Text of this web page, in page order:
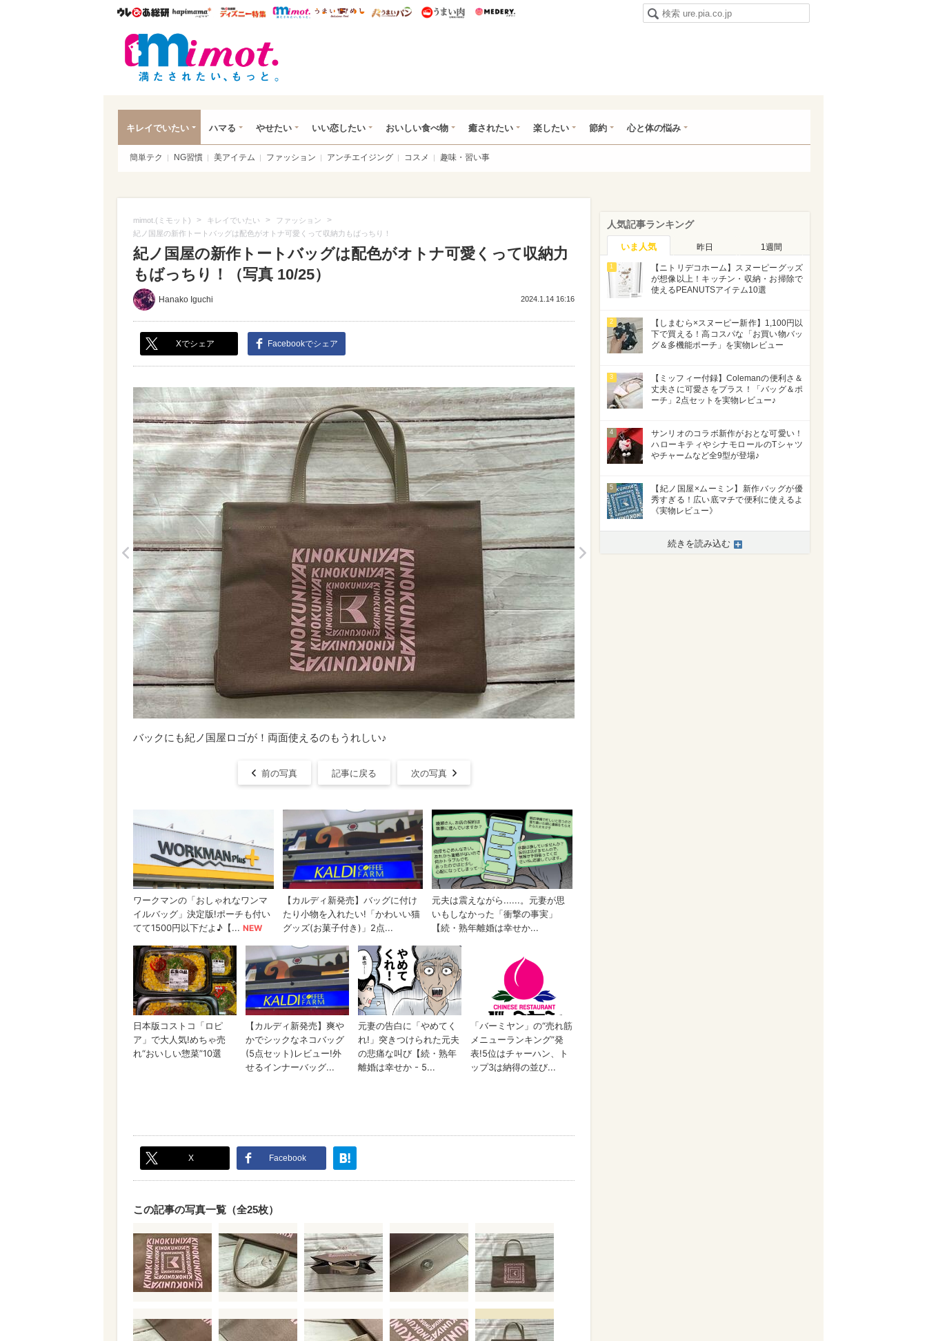
ウレぴあ総研ハピママ* ウレぴあ総研 ディズニー特集
mimot. うまいめし うまいパン うまい肉
キレイでいたい ハマる やせたい いい恋したい おいしい食べ物 癒されたい 楽したい 節約 心と体の悩み
簡単テク NG習慣 美アイテム ファッション アンチエイジング コスメ 趣味・習い事
mimot.(ミモット) > キレイでいたい > ファッション >
紀ノ国屋の新作トートバッグは配色がオトナ可愛くって収納力もばっちり！
紀ノ国屋の新作トートバッグは配色がオトナ可愛くって収納力
もばっちり！（写真 10/25）
Hanako Iguchi 2024.1.14 16:16
Xでシェア Facebookでシェア
バックにも紀ノ国屋ロゴが！両面使えるのもうれしい♪
前の写真 記事に戻る 次の写真
X Facebook
この記事の写真一覧（全25枚）
人気記事ランキング
いま人気 昨日 1週間
1
【ニトリデコホーム】スヌーピーグッズ
が想像以上！キッチン・収納・お掃除で
使えるPEANUTSアイテム10選
2
【しまむら×スヌーピー新作】1,100円以
下で買える！高コスパな「お買い物バッ
グ＆多機能ポーチ」を実物レビュー
3
【ミッフィー付録】Colemanの便利さ＆
丈夫さに可愛さをプラス！「バッグ＆ポ
ーチ」2点セットを実物レビュー♪
4
サンリオのコラボ新作がおとな可愛い！
ハローキティやシナモロールのTシャツ
やチャームなど全9型が登場♪
5
【紀ノ国屋×ムーミン】新作バッグが優
秀すぎる！広い底マチで便利に使えるよ
《実物レビュー》
続きを読み込む